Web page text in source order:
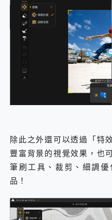
除此之外還可以透過「特
豐富背景的視覺效果，也
筆刷工具、裁剪、細調
品！